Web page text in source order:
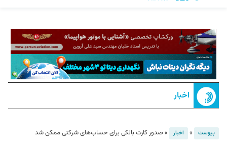
اخبار
پیوست » اخبار »صدور کارت بانکی برای حساب‌های شرکتی ممکن شد